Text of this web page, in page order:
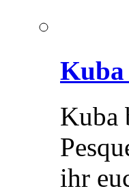
Kuba
Kuba
ihr